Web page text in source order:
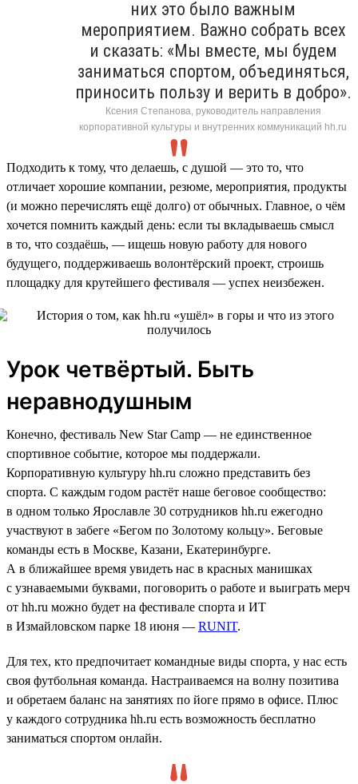
них это было важным
мероприятием. Важно собрать всех
и сказать: «Мы вместе, мы будем
заниматься спортом, объединяться,
приносить пользу и верить в добро».
Ксения Степанова, руководитель направления
корпоративной культуры и внутренних коммуникаций hh.ru
Подходить к тому, что делаешь, с душой — это то, что
отличает хорошие компании, резюме, мероприятия, продукты
(и можно перечислять ещё долго) от обычных. Главное, о чём
хочется помнить каждый день: если ты вкладываешь смысл
в то, что создаёшь, — ищешь новую работу для нового
будущего, поддерживаешь волонтёрский проект, строишь
площадку для крутейшего фестиваля — успех неизбежен.
Урок четвёртый. Быть
неравнодушным
Конечно, фестиваль New Star Camp — не единственное
спортивное событие, которое мы поддержали.
Корпоративную культуру hh.ru сложно представить без
спорта. С каждым годом растёт наше беговое сообщество:
в одном только Ярославле 30 сотрудников hh.ru ежегодно
участвуют в забеге «Бегом по Золотому кольцу». Беговые
команды есть в Москве, Казани, Екатеринбурге.
А в ближайшее время увидеть нас в красных манишках
с узнаваемыми буквами, поговорить о работе и выиграть мерч
от hh.ru можно будет на фестивале спорта и ИТ
в Измайловском парке 18 июня — RUNIT.
Для тех, кто предпочитает командные виды спорта, у нас есть
своя футбольная команда. Настраиваемся на волну позитива
и обретаем баланс на занятиях по йоге прямо в офисе. Плюс
у каждого сотрудника hh.ru есть возможность бесплатно
заниматься спортом онлайн.